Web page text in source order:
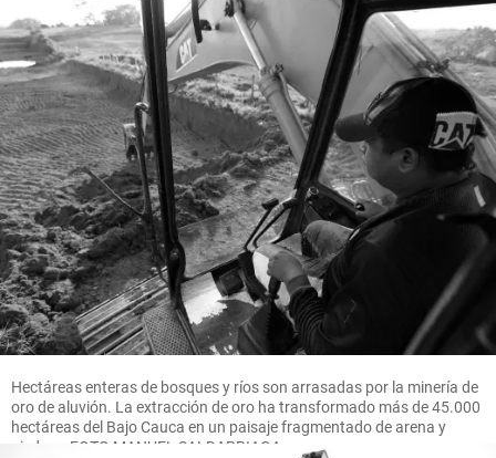
Hectáreas enteras de bosques y ríos son arrasadas por la minería de
oro de aluvión. La extracción de oro ha transformado más de 45.000
hectáreas del Bajo Cauca en un paisaje fragmentado de arena y
piedras. FOTO MANUEL SALDARRIAGA